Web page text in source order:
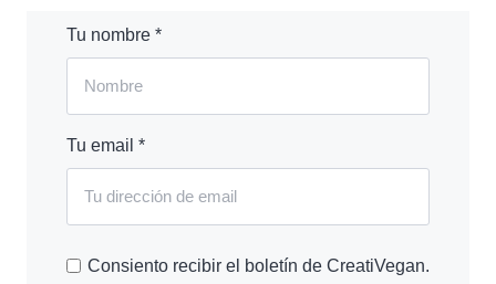
Tu nombre *
Tu email *
Consiento recibir el boletín de CreatiVegan.